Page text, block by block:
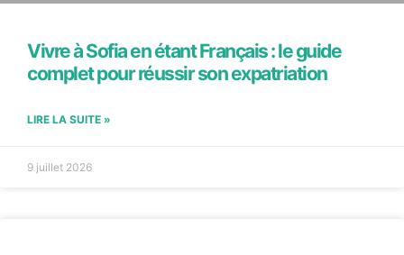
Vivre à Sofia en étant Français : le guide
complet pour réussir son expatriation
LIRE LA SUITE »
9 juillet 2026